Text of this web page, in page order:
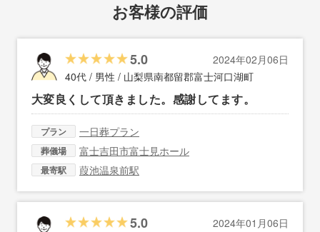
お客様の評価
5.0
2024年02月06日
40代 / 男性 / 山梨県南都留郡富士河口湖町
大変良くして頂きました。感謝してます。
プラン 一日葬プラン
葬儀場 富士吉田市富士見ホール
最寄駅 葭池温泉前駅
5.0
2024年01月06日